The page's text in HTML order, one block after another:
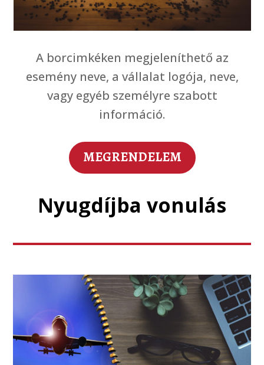
A borcimkéken megjeleníthető az
esemény neve, a vállalat logója, neve,
vagy egyéb személyre szabott
információ.
MEGRENDELEM
Nyugdíjba vonulás